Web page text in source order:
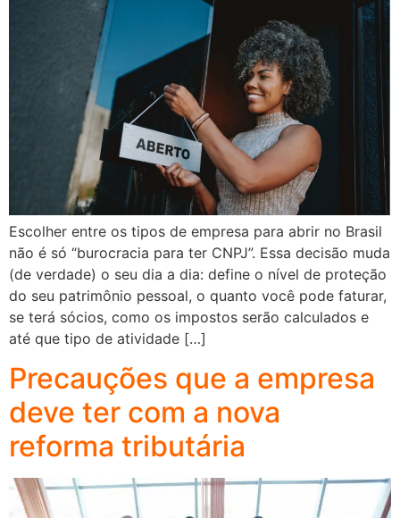
Escolher entre os tipos de empresa para abrir no Brasil
não é só “burocracia para ter CNPJ”. Essa decisão muda
(de verdade) o seu dia a dia: define o nível de proteção
do seu patrimônio pessoal, o quanto você pode faturar,
se terá sócios, como os impostos serão calculados e
até que tipo de atividade […]
Precauções que a empresa
deve ter com a nova
reforma tributária